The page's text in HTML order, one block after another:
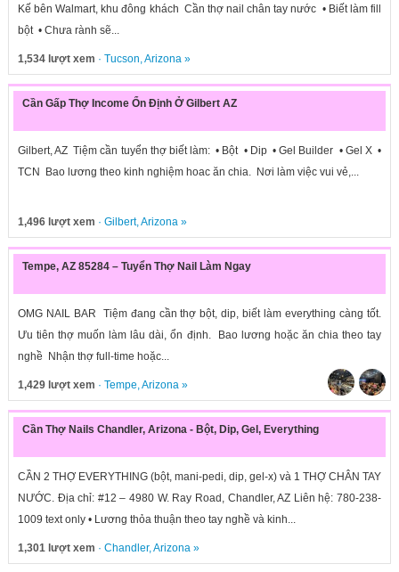
Kế bên Walmart, khu đông khách Cần thợ nail chân tay nước • Biết làm fill
bột • Chưa rành sẽ...
1,534 lượt xem · Tucson,Arizona»
Cần Gấp Thợ Income Ổn Định Ở Gilbert AZ
Gilbert, AZ Tiệm cần tuyển thợ biết làm: • Bột • Dip • Gel Builder • Gel X •
TCN Bao lương theo kinh nghiệm hoac ăn chia. Nơi làm việc vui vẻ,...
1,496 lượt xem · Gilbert,Arizona»
Tempe, AZ 85284 – Tuyển Thợ Nail Làm Ngay
OMG NAIL BAR Tiệm đang cần thợ bột, dip, biết làm everything càng tốt.
Ưu tiên thợ muốn làm lâu dài, ổn định. Bao lương hoặc ăn chia theo tay
nghề Nhận thợ full-time hoặc...
1,429 lượt xem · Tempe,Arizona»
Cần Thợ Nails Chandler, Arizona - Bột, Dip, Gel, Everything
CẦN 2 THỢ EVERYTHING (bột, mani-pedi, dip, gel-x) và 1 THỢ CHÂN TAY
NƯỚC. Địa chỉ: #12 – 4980 W. Ray Road, Chandler, AZ Liên hệ: 780-238-
1009 text only • Lương thỏa thuận theo tay nghề và kinh...
1,301 lượt xem · Chandler,Arizona»